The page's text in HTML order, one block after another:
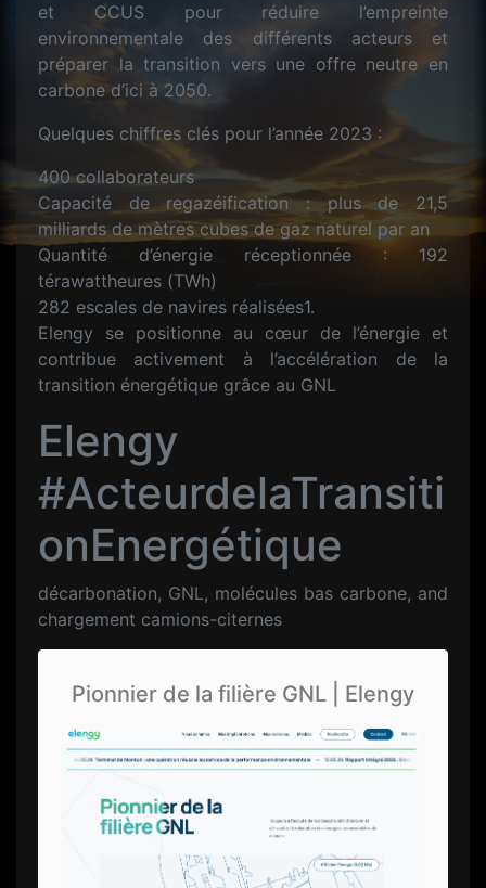
et CCUS pour réduire l’empreinte
environnementale des différents acteurs et
préparer la transition vers une offre neutre en
carbone d’ici à 2050.
Quelques chiffres clés pour l’année 2023 :
400 collaborateurs
Capacité de regazéification : plus de 21,5
milliards de mètres cubes de gaz naturel par an
Quantité d’énergie réceptionnée : 192
térawattheures (TWh)
282 escales de navires réalisées1.
Elengy se positionne au cœur de l’énergie et
contribue activement à l’accélération de la
transition énergétique grâce au GNL
Elengy
#ActeurdelaTransiti
onEnergétique
décarbonation, GNL, molécules bas carbone, and
chargement camions-citernes
Pionnier de la filière GNL | Elengy